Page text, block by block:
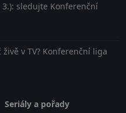
3.): sledujte Konferenční
v TV? Konferenční liga
Seriály a pořady